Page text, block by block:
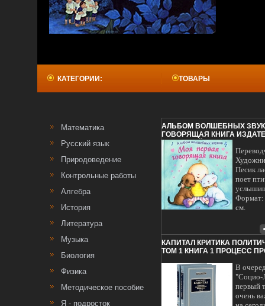
КАТЕГОРИИ:
Математика
Русский язык
Природоведение
Контрольные работы
Алгебра
История
Литература
Музыка
Биология
Физика
Методическое пособие
Я - подросток
ТОВАРЫ
АЛЬБОМ ВОЛШЕБНЫХ
ГОВОРЯЩАЯ КНИГА
Г ТВЕРДЫЙ ПЕРЕПЛЕТ, 10
28021-6 ТИРАЖ: 5000 ЭКЗ
ИЛЛЮСТРАЦИИ ИНФО
Песик
поет
см.
КАПИТАЛ КРИТИКА
ТОМ 1 КНИГА 1 ПРОЦЕСС
ЛОГОС ИНФО 12545L.В
"Социо-
первый
очень